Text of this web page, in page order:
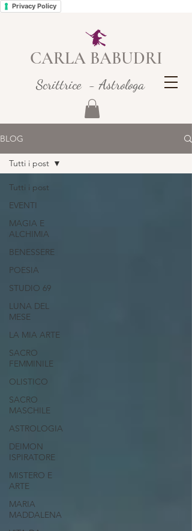
Privacy Policy
CARLA BABUDRI
Scrittrice - Astrologa
BLOG
Tutti i post
EVENTI
MAGIA E
ALCHIMIA
BENESSERE
POESIA
STUDIO 69
LUNA DEL
MESE
LA MIA ARTE
SACRO
FEMMINILE
OLISTICO
SACRO
MASCHILE
ASTROLOGIA
DEIMON
ISPIRATORE
MISTERO E
ARTE
MARIA
MADDALENA
Tutti i post